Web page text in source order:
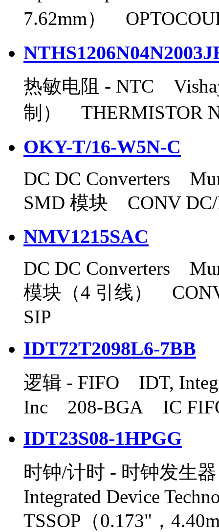
7.62mm）
热敏电阻 - NTC
制） THERMISTOR
OKY-T/16-W5N-C
DC DC Converters
SMD 模块 CONV DC/
NMV1215SAC
DC DC Converters
模块（4 引线）
SIP
IDT72T2098L6-7BB
逻辑 - FIFO IDT,
Inc 208-BGA IC FIFO
IDT23S08-1HPGG
时钟/计时 - 时钟发生
Integrated Device
TSSOP（0.173"，